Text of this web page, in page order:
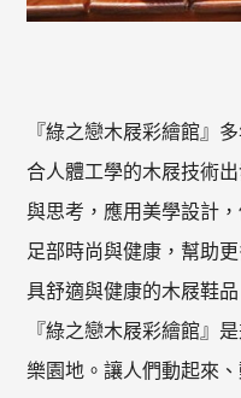
『綠之戀木屐彩繪館』
合人體工學的木屐技術
與思考，應用美學設計
足部時尚與健康，幫助
具舒適與健康的木屐鞋品
『綠之戀木屐彩繪館』
樂園地。讓人們動起來